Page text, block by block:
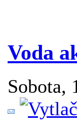
Voda
Sobota,